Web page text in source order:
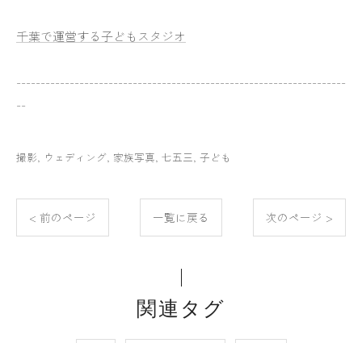
千葉で運営する子どもスタジオ
--------------------------------------------------------------------
--
撮影 ウェディング 家族写真 七五三 子ども
< 前のページ 一覧に戻る 次のページ >
関連タグ